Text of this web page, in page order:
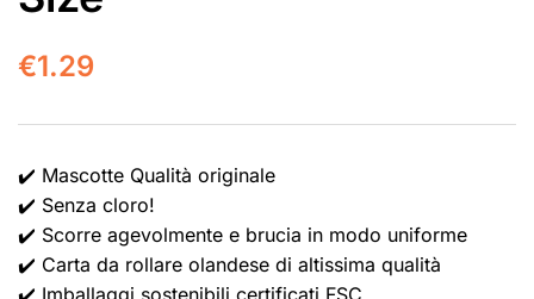
€1.29
✔️ Mascotte Qualità originale
✔️ Senza cloro!
✔️ Scorre agevolmente e brucia in modo uniforme
✔️ Carta da rollare olandese di altissima qualità